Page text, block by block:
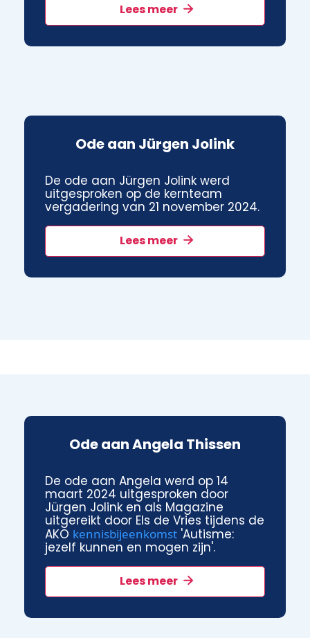
Lees meer
Ode aan Jürgen Jolink
De ode aan Jürgen Jolink werd
uitgesproken op de kernteam
vergadering van 21 november 2024.
Lees meer
Ode aan Angela Thissen
De ode aan Angela werd op 14
maart 2024 uitgesproken door
Jürgen Jolink en als Magazine
uitgereikt door Els de Vries tijdens de
AKO kennisbijeenkomst 'Autisme:
jezelf kunnen en mogen zijn'.
Lees meer